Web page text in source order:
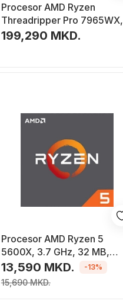
Procesor AMD Ryzen
Threadripper Pro 7965WX,
4.2GHz, 128MB, OEM
199,290 MKD.
Procesor AMD Ryzen 5
5600X, 3.7 GHz, 32 MB,
OEM
13,590 MKD.
15,690 MKD.
-13%